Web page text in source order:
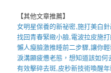
【其他文章推薦】
女明星保養的新祕密,施打美白針
找回青春緊緻小臉,電波拉皮施
懶人瘦臉激推睡前二步驟,讓你
淚溝顯疲憊老態，想知道該如何
有效擊碎去斑,皮秒新技術喚醒